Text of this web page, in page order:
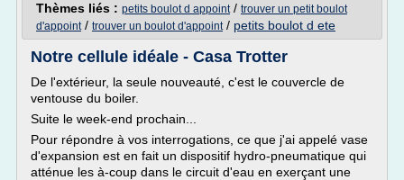
Thèmes liés : petits boulot d appoint/ trouver un petit boulot
d'appoint/ trouver un boulot d'appoint/ petits boulot d ete
Notre cellule idéale - Casa Trotter
De l'extérieur, la seule nouveauté, c'est le couvercle de
ventouse du boiler.
Suite le week-end prochain...
Pour répondre à vos interrogations, ce que j'ai appelé vase
d'expansion est en fait un dispositif hydro-pneumatique qui
atténue les à-coup dans le circuit d'eau en exerçant une